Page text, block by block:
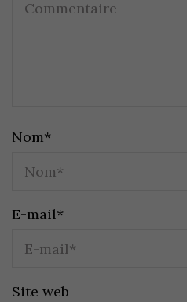
Nom*
E-mail*
Site web